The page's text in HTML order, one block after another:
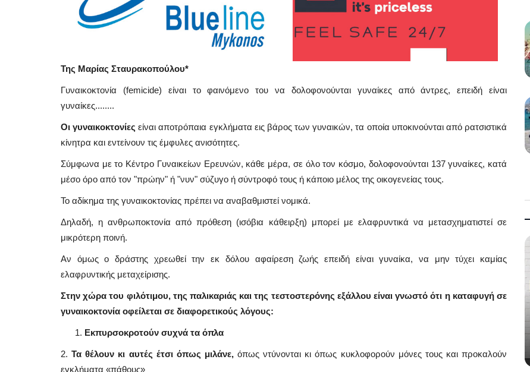
Της Μαρίας Σταυρακοπούλου*
Γυναικοκτονία (femicide) είναι το φαινόμενο του να δολοφονούνται γυναίκες από άντρες, επειδή είναι
γυναίκες........
Οι γυναικοκτονίες είναι αποτρόπαια εγκλήματα εις βάρος των γυναικών, τα οποία υποκινούνται από ρατσιστικά
κίνητρα και εντείνουν τις έμφυλες ανισότητες.
Σύμφωνα με το Κέντρο Γυναικείων Ερευνών, κάθε μέρα, σε όλο τον κόσμο, δολοφονούνται 137 γυναίκες, κατά
μέσο όρο από τον "πρώην" ή "νυν" σύζυγο ή σύντροφό τους ή κάποιο μέλος της οικογενείας τους.
Το αδίκημα της γυναικοκτονίας πρέπει να αναβαθμιστεί νομικά.
Δηλαδή, η ανθρωποκτονία από πρόθεση (ισόβια κάθειρξη) μπορεί με ελαφρυντικά να μετασχηματιστεί σε
μικρότερη ποινή.
Αν όμως ο δράστης χρεωθεί την εκ δόλου αφαίρεση ζωής επειδή είναι γυναίκα, να μην τύχει καμίας
ελαφρυντικής μεταχείρισης.
Στην χώρα του φιλότιμου, της παλικαριάς και της τεστοστερόνης εξάλλου είναι γνωστό ότι η καταφυγή σε
γυναικοκτονία οφείλεται σε διαφορετικούς λόγους:
Εκπυρσοκροτούν συχνά τα όπλα
2.Τα θέλουν κι αυτές έτσι όπως μιλάνε,όπως ντύνονται κι όπως κυκλοφορούν μόνες τους και προκαλούν
εγκλήματα «πάθους»